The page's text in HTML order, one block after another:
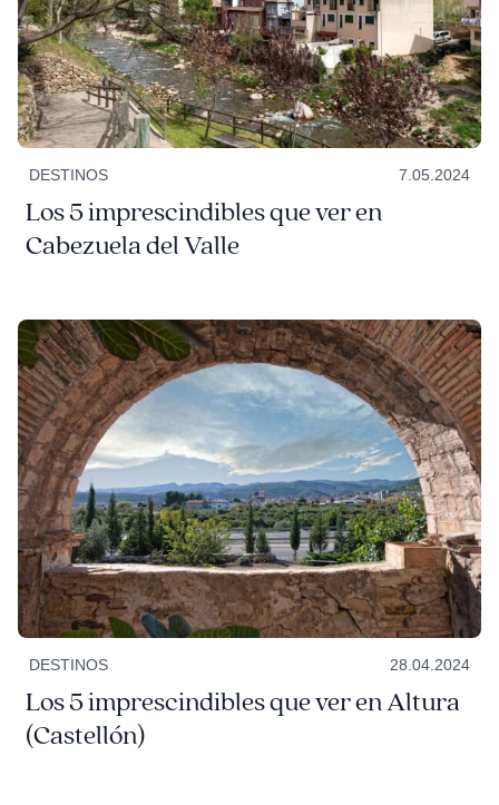
DESTINOS 7.05.2024
Los 5 imprescindibles que ver en
Cabezuela del Valle
DESTINOS 28.04.2024
Los 5 imprescindibles que ver en Altura
(Castellón)